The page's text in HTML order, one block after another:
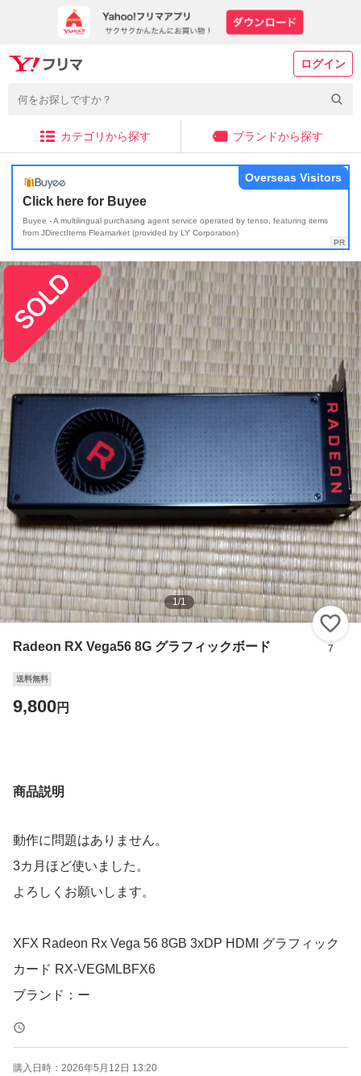
ログイン
カテゴリから探す ブランドから探す
Click here for Buyee
Buyee - A multilingual purchasing agent service operated by tenso, featuring items
from JDirectItems Fleamarket (provided by LY Corporation)
Overseas Visitors
1/1
Radeon RX Vega56 8G グラフィックボード 7
送料無料
9,800円
商品説明
動作に問題はありません。
3カ月ほど使いました。
よろしくお願いします。
XFX Radeon Rx Vega 56 8GB 3xDP HDMI グラフィック
カード RX-VEGMLBFX6
ブランド：ー
購入日時： 2026年5月12日 13:20